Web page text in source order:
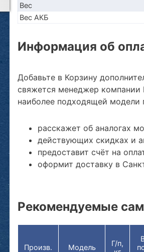
Вес
Вес АКБ
Информация об
Добавьте в Корзину
свяжется менеджер
наиболее подходящей модели
расскажет об аналогах
действующих скидках и
предоставит счёт на
оформит доставку в
Рекомендуемые
Произв. Модель
Г/п,